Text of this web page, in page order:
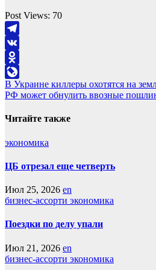
Post Views: 70
Telegram
VK
Odnoklassniki
LiveJournal
Навигация
по
записям
В Украине киллеры охотятся на
РФ может обнулить ввозные
Читайте также
экономика
ЦБ отрезал еще четверть
Июл 25, 2026 en
бизнес-ассорти экономика
Поездки по делу упали
Июл 21, 2026 en
бизнес-ассорти экономика